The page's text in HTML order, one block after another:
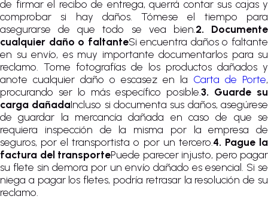
de firmar el recibo de entrega, querrá contar sus cajas y
comprobar si hay daños. Tómese el tiempo para
asegurarse de que todo se vea bien. 2. Documente
cualquier daño o faltanteSi encuentra daños o faltante
en su envío, es muy importante documentarlos para su
reclamo. Tome fotografías de los productos dañados y
anote cualquier daño o escasez en la Carta de Porte,
procurando ser lo más específico posible.3. Guarde su
carga dañadaIncluso si documenta sus daños, asegúrese
de guardar la mercancía dañada en caso de que se
requiera inspección de la misma por la empresa de
seguros, por el transportista o por un tercero. 4. Pague la
factura del transportePuede parecer injusto, pero pagar
su flete sin demora por un envío dañado es esencial. Si se
niega a pagar los fletes, podría retrasar la resolución de su
reclamo.